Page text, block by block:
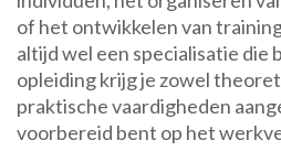
of het ontwikkelen van
altijd wel een specialisatie die
opleiding krijg je zowel
praktische vaardigheden
voorbereid bent op het